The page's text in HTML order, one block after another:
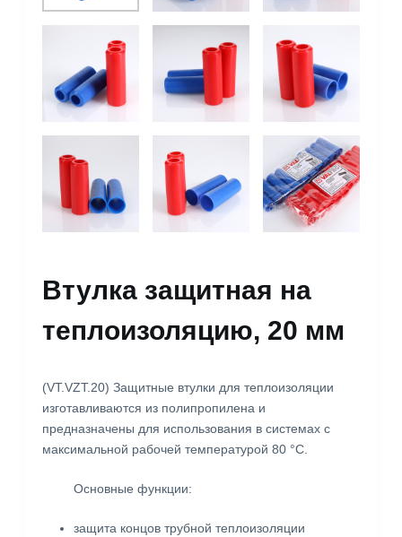
Втулка защитная на
теплоизоляцию, 20 мм
(VT.VZT.20) Защитные втулки для теплоизоляции
изготавливаются из полипропилена и
предназначены для использования в системах с
максимальной рабочей температурой 80 °С.
Основные функции:
защита концов трубной теплоизоляции